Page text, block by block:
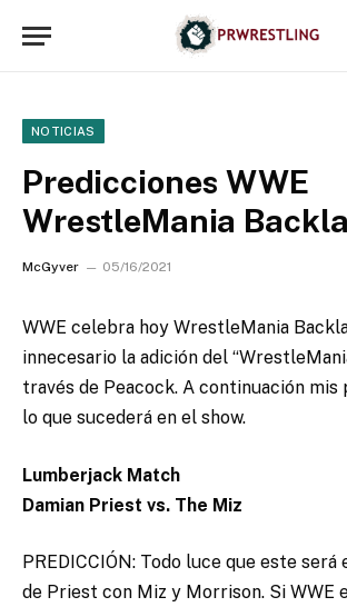
NOTICIAS
Predicciones WWE
WrestleMania
McGyver 05/16/2021
WWE celebra hoy WrestleMania
innecesario la adición del
través de Peacock. A continuación mis
lo que sucederá en el show.
Lumberjack Match
Damian Priest vs. The Miz
PREDICCIÓN: Todo luce que este será
de Priest con Miz y Morrison. Si WWE